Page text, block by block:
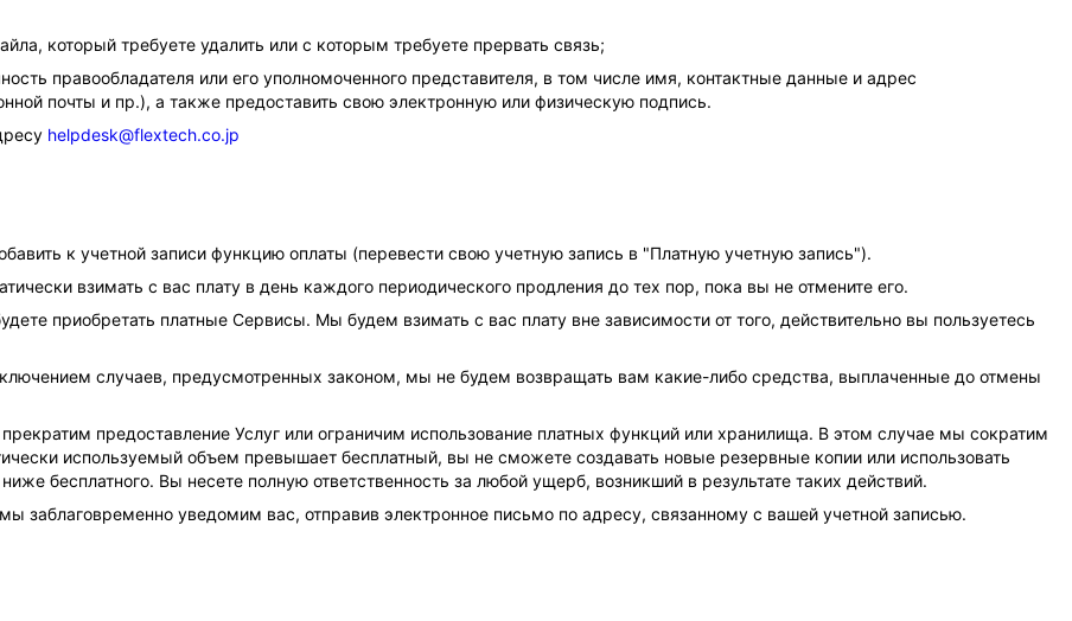
который требуете удалить или с которым требуете прервать связь;
правообладателя или его уполномоченного представителя, в том числе имя, контактные данные и адрес
почты и пр.), а также предоставить свою электронную или физическую подпись.
helpdesk@flextech.co.jp
к учетной записи функцию оплаты (перевести свою учетную запись в "Платную учетную запись").
взимать с вас плату в день каждого периодического продления до тех пор, пока вы не отмените его.
приобретать платные Сервисы. Мы будем взимать с вас плату вне зависимости от того, действительно вы пользуетесь
случаев, предусмотренных законом, мы не будем возвращать вам какие-либо средства, выплаченные до отмены
предоставление Услуг или ограничим использование платных функций или хранилища. В этом случае мы сократим
используемый объем превышает бесплатный, вы не сможете создавать новые резервные копии или использовать
бесплатного. Вы несете полную ответственность за любой ущерб, возникший в результате таких действий.
заблаговременно уведомим вас, отправив электронное письмо по адресу, связанному с вашей учетной записью.